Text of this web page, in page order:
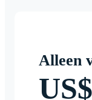
Alleen